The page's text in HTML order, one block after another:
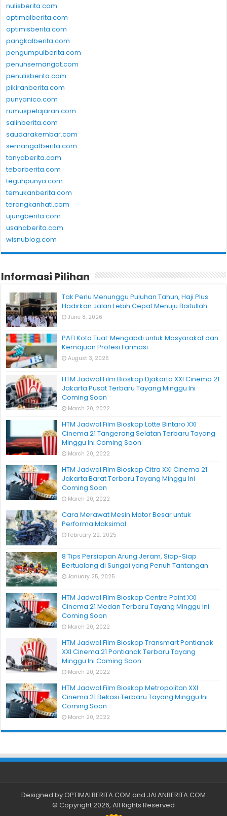
nulisberita.com
optimalberita.com
optimisberita.com
pangkalberita.com
pengumpulberita.com
penuhsemangat.com
penulisberita.com
pikiranberita.com
punyanico.com
rumuspelajaran.com
salinberita.com
saudarakembar.com
semangatberita.com
tanyaberita.com
tebarberita.com
teguhpunya.com
temukanberita.com
terangkanhati.com
ujungberita.com
usahaberita.com
wisnublog.com
Informasi Pilihan
Tak Perlu Menunggu Puluhan Tahun, Haji Plus
Hadirkan Jalan Lebih Cepat Menuju Baitullah
June 8, 2026
PAFI Kota Tual: Mengabdi untuk Masyarakat dan
Kemajuan Profesi Farmasi
August 3, 2026
HTM Jadwal Film Bioskop Djakarta XXI Cinema 21
Jakarta Pusat Terbaru Tayang Minggu Ini
Coming Soon
March 20, 2022
HTM Jadwal Film Bioskop Lotte Bintaro XXI
Cinema 21 Tangerang Selatan Terbaru Tayang
Minggu Ini Coming Soon
March 20, 2022
HTM Jadwal Film Bioskop Citra XXI Cinema 21
Jakarta Barat Terbaru Tayang Minggu Ini
Coming Soon
March 20, 2022
Cara Merawat Mesin Motor Besar untuk
Performa Maksimal
February 22, 2025
8 Tips Persiapan Arung Jeram, Siap-Siap
Bertualang di Sungai yang Penuh Tantangan
January 25, 2025
HTM Jadwal Film Bioskop Centre Point XXI
Cinema 21 Medan Terbaru Tayang Minggu Ini
Coming Soon
March 20, 2022
HTM Jadwal Film Bioskop Transmart Pontianak
XXI Cinema 21 Pontianak Terbaru Tayang
Minggu Ini Coming Soon
March 20, 2022
HTM Jadwal Film Bioskop Metropolitan XXI
Cinema 21 Bekasi Terbaru Tayang Minggu Ini
Coming Soon
March 20, 2022
Designed byOPTIMALBERITA.COM and JALANBERITA.COM
© Copyright 2026, All Rights Reserved